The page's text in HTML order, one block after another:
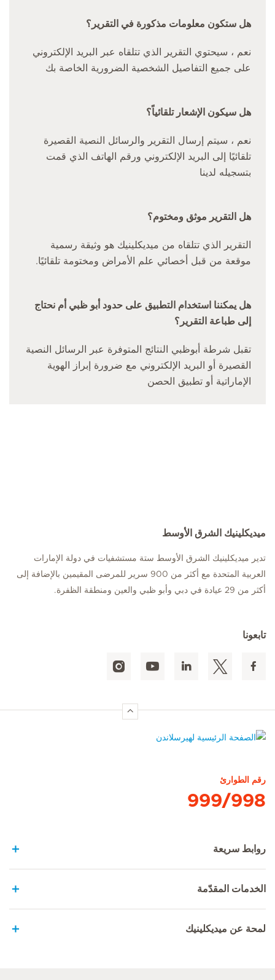
هل ستكون معلومات مذكورة في التقرير؟
نعم ، سيحتوي التقرير الذي تتلقاه عبر البريد الإلكتروني
على جميع التفاصيل الشخصية الضرورية الخاصة بك
هل سيكون الإشعار تلقائياً؟
نعم ، سيتم إرسال التقرير والرسائل النصية القصيرة
تلقائيًا إلى البريد الإلكتروني ورقم الهاتف الذي قمت
بتسجيله لدينا
هل التقرير موثق ومختوم؟
التقرير الذي تتلقاه من ميديكلينيك هو وثيقة رسمية
موقعة من قبل أخصائي علم الأمراض ومختومة تلقائيًا.
هل يمكننا استخدام التطبيق على حدود أبو ظبي أم نحتاج
إلى طباعة التقرير؟
تقبل شرطة أبوظبي النتائج المتوفرة عبر الرسائل النصية
القصيرة أو البريد الإلكتروني مع ضرورة إبراز الهوية
الإماراتية أو تطبيق الحصن
ميديكلينيك الشرق الأوسط
تدير ميديكلينيك الشرق الأوسط ستة مستشفيات في دولة الإمارات
العربية المتحدة مع أكثر من 900 سرير للمرضى المقيمين بالإضافة إلى
أكثر من 29 عيادة في دبي وأبو ظبي والعين ومنطقة الظفرة.
تابعونا
رقم الطوارئ
999/998
روابط سريعة
الخدمات المقدّمة
لمحة عن ميديكلينيك